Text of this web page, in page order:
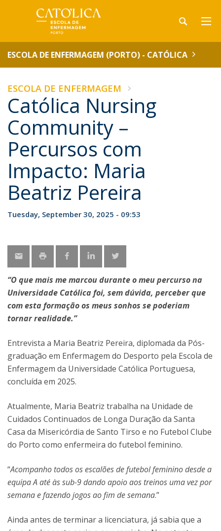
ESCOLA DE ENFERMAGEM (PORTO) - CATÓLICA
ESCOLA DE ENFERMAGEM
Católica Nursing
Community –
Percursos com
Impacto: Maria
Beatriz Pereira
Tuesday, September 30, 2025 - 09:53
“O que mais me marcou durante o meu percurso na
Universidade Católica foi, sem dúvida, perceber que
com esta formação os meus sonhos se poderiam
tornar realidade.”
Entrevista a Maria Beatriz Pereira, diplomada da Pós-
graduação em Enfermagem do Desporto pela Escola de
Enfermagem da Universidade Católica Portuguesa,
concluída em 2025.
Atualmente, Maria Beatriz trabalha na Unidade de
Cuidados Continuados de Longa Duração da Santa
Casa da Misericórdia de Santo Tirso e no Futebol Clube
do Porto como enfermeira do futebol feminino.
“Acompanho todos os escalões de futebol feminino desde a
equipa A até às sub-9 dando apoio aos treinos uma vez por
semana e fazendo jogos ao fim de semana.”
Ainda antes de terminar a licenciatura, já sabia que a